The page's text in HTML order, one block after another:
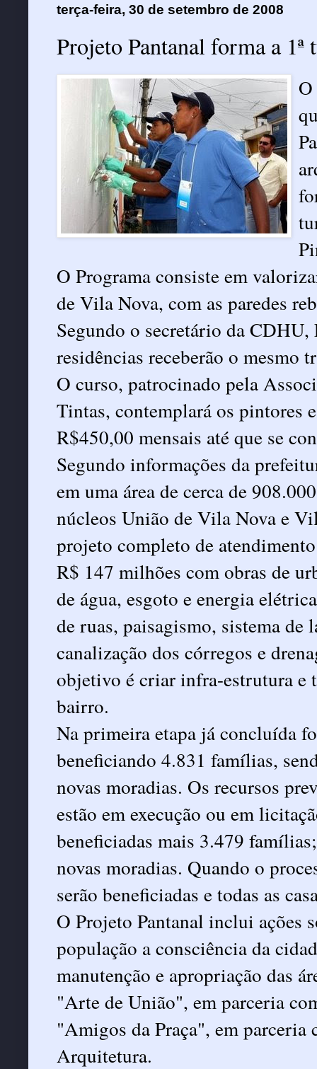
terça-feira, 30 de setembro de 2008
Projeto Pantanal forma a 1ª
O Programa consiste em
de Vila Nova, com as paredes
Segundo o secretário da
residências receberão o mesmo
O curso, patrocinado pela
Tintas, contemplará os pintores
R$450,00 mensais até que se
Segundo informações da
em uma área de cerca de
núcleos União de Vila Nova e
projeto completo de
R$ 147 milhões com obras de
de água, esgoto e energia
de ruas, paisagismo, sistema de
canalização dos córregos e
objetivo é criar infra-estrutura e
bairro.
Na primeira etapa já concluída
beneficiando 4.831 famílias,
novas moradias. Os recursos
estão em execução ou em
beneficiadas mais 3.479
novas moradias. Quando o
serão beneficiadas e todas as
O Projeto Pantanal inclui ações
população a consciência da
manutenção e apropriação das
"Arte de União", em parceria
"Amigos da Praça", em
Arquitetura.